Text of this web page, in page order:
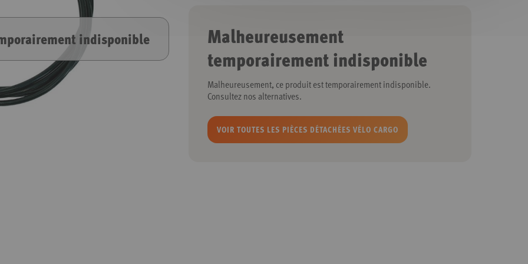
indisponible
Malheureusement
temporairement indisponible
Malheureusement, ce produit est temporairement indisponible.
Consultez nos alternatives.
VOIR TOUTES LES PIÈCES DÉTACHÉES VÉLO CARGO